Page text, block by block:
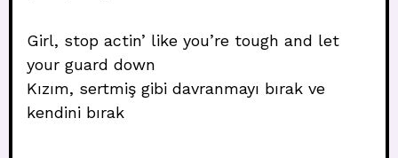
Girl, stop actin’ like you’re tough and let
your guard down
Kızım, sertmiş gibi davranmayı bırak ve
kendini bırak